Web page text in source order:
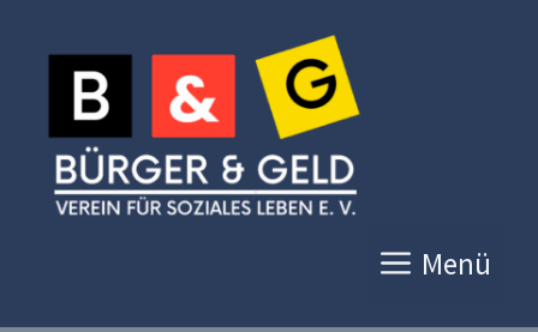
Inhalt
springen
Menü